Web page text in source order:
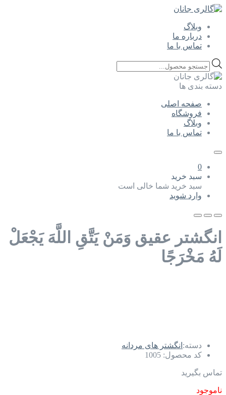
وبلاگ
درباره ما
تماس با ما
Products
search
دسته بندی ها
صفحه اصلی
فروشگاه
وبلاگ
تماس با ما
0
سبد خرید
سبد خرید شما خالی است
وارد شوید
انگشتر عقیق وَمَنْ یَتَّقِ اللَّهَ یَجْعَلْ
لَهُ مَخْرَجًا
دسته: انگشتر های مردانه
کد محصول: 1005
تماس بگیرید
ناموجود